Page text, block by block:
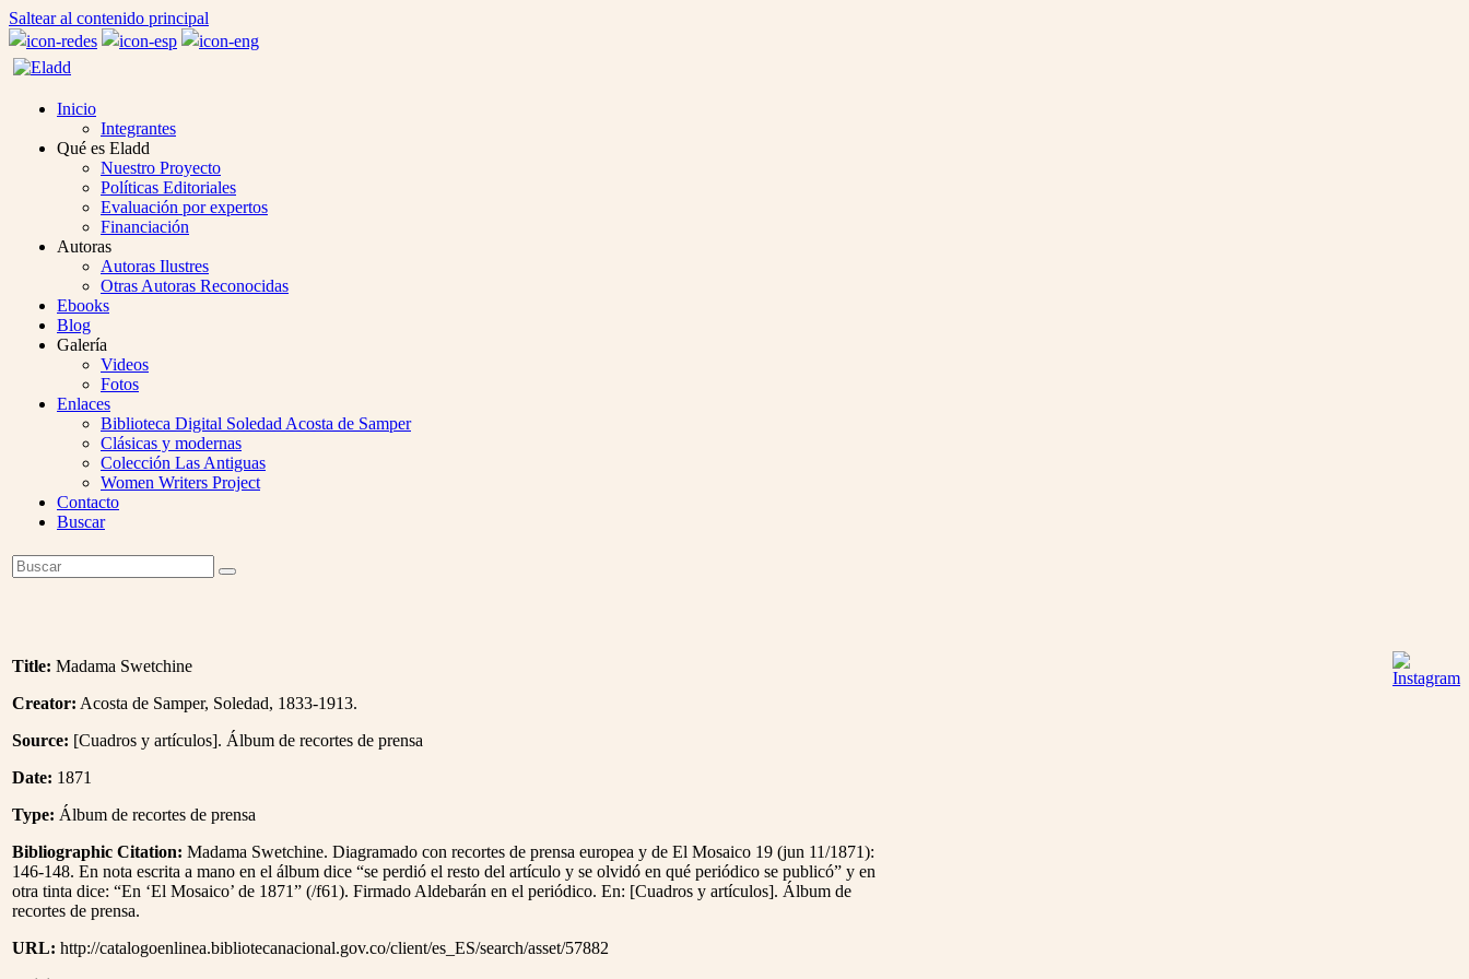
Saltear al contenido principal
Inicio
Integrantes
Qué es Eladd
Nuestro Proyecto
Políticas Editoriales
Evaluación por expertos
Financiación
Autoras
Autoras Ilustres
Otras Autoras Reconocidas
Ebooks
Blog
Galería
Videos
Fotos
Enlaces
Biblioteca Digital Soledad Acosta de Samper
Clásicas y modernas
Colección Las Antiguas
Women Writers Project
Contacto
Buscar
Open
Mobile
Buscar
Enviar
Title: Madama Swetchine
Creator: Acosta de Samper, Soledad, 1833-1913.
Source: [Cuadros y artículos]. Álbum de recortes de prensa
Date: 1871
Type: Álbum de recortes de prensa
Bibliographic Citation: Madama Swetchine. Diagramado con recortes de prensa europea y de El Mosaico 19 (jun 11/1871):
146-148. En nota escrita a mano en el álbum dice “se perdió el resto del artículo y se olvidó en qué periódico se publicó” y en
otra tinta dice: “En ‘El Mosaico’ de 1871” (/f61). Firmado Aldebarán en el periódico. En: [Cuadros y artículos]. Álbum de
recortes de prensa.
URL: http://catalogoenlinea.bibliotecanacional.gov.co/client/es_ES/search/asset/57882